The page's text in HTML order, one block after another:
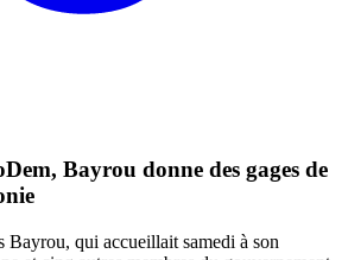
Bayrou donne des gages de
qui accueillait samedi à son